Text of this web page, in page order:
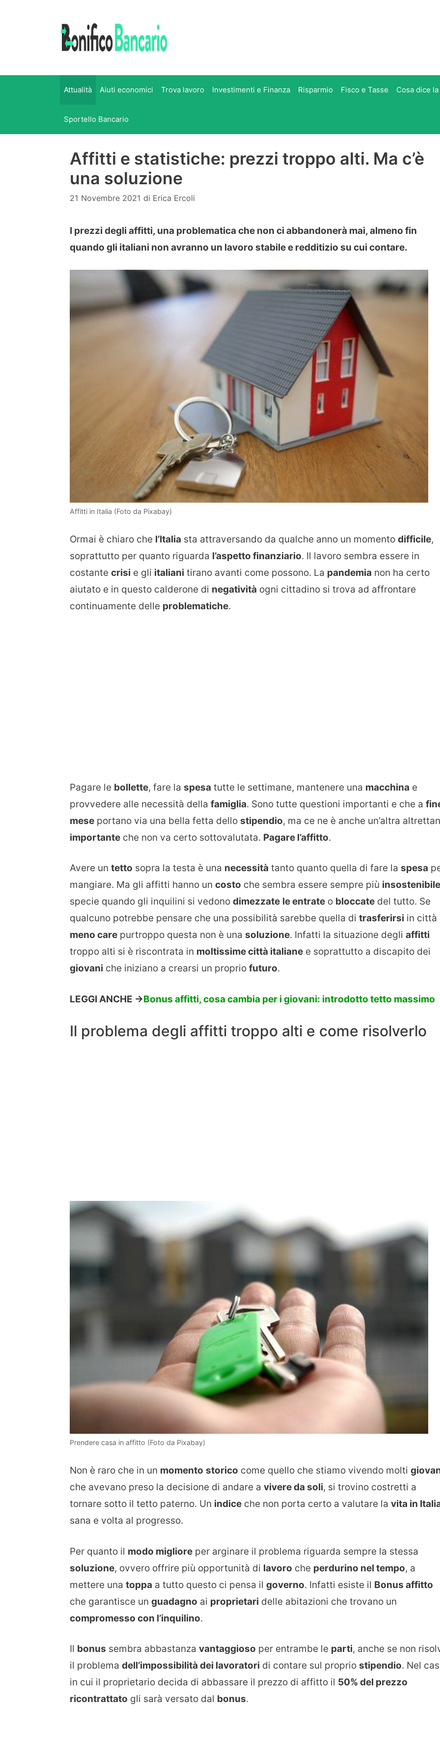
Attualità Aiuti economici Trova lavoro Investimenti e Finanza Risparmio Fisco e Tasse Cosa dice
Sportello Bancario
Affitti e statistiche: prezzi troppo alti. Ma c’è
una soluzione
21 Novembre 2021 di Erica Ercoli
I prezzi degli affitti, una problematica che non ci abbandonerà mai, almeno fin
quando gli italiani non avranno un lavoro stabile e redditizio su cui contare.
Affitti in Italia (Foto da Pixabay)
Ormai è chiaro che l’Italia sta attraversando da qualche anno un momento difficile,
soprattutto per quanto riguarda l’aspetto finanziario. Il lavoro sembra essere in
costante crisi e gli italiani tirano avanti come possono. La pandemia non ha certo
aiutato e in questo calderone di negatività ogni cittadino si trova ad affrontare
continuamente delle problematiche.
Pagare le bollette, fare la spesa tutte le settimane, mantenere una macchina e
provvedere alle necessità della famiglia. Sono tutte questioni importanti e che a
mese portano via una bella fetta dello stipendio, ma ce ne è anche un’altra
importante che non va certo sottovalutata. Pagare l’affitto.
Avere un tetto sopra la testa è una necessità tanto quanto quella di fare la spesa
mangiare. Ma gli affitti hanno un costo che sembra essere sempre più insostenibile
specie quando gli inquilini si vedono dimezzate le entrate o bloccate del tutto. Se
qualcuno potrebbe pensare che una possibilità sarebbe quella di trasferirsi in città
meno care purtroppo questa non è una soluzione. Infatti la situazione degli affitti
troppo alti si è riscontrata in moltissime città italiane e soprattutto a discapito dei
giovani che iniziano a crearsi un proprio futuro.
LEGGI ANCHE ->Bonus affitti, cosa cambia per i giovani: introdotto tetto massimo
Il problema degli affitti troppo alti e come risolverlo
Prendere casa in affitto (Foto da Pixabay)
Non è raro che in un momento storico come quello che stiamo vivendo molti
che avevano preso la decisione di andare a vivere da soli, si trovino costretti a
tornare sotto il tetto paterno. Un indice che non porta certo a valutare la vita in
sana e volta al progresso.
Per quanto il modo migliore per arginare il problema riguarda sempre la stessa
soluzione, ovvero offrire più opportunità di lavoro che perdurino nel tempo, a
mettere una toppa a tutto questo ci pensa il governo. Infatti esiste il Bonus affitto
che garantisce un guadagno ai proprietari delle abitazioni che trovano un
compromesso con l’inquilino.
Il bonus sembra abbastanza vantaggioso per entrambe le parti, anche se non
il problema dell’impossibilità dei lavoratori di contare sul proprio stipendio. Nel
in cui il proprietario decida di abbassare il prezzo di affitto il 50% del prezzo
ricontrattato gli sarà versato dal bonus.